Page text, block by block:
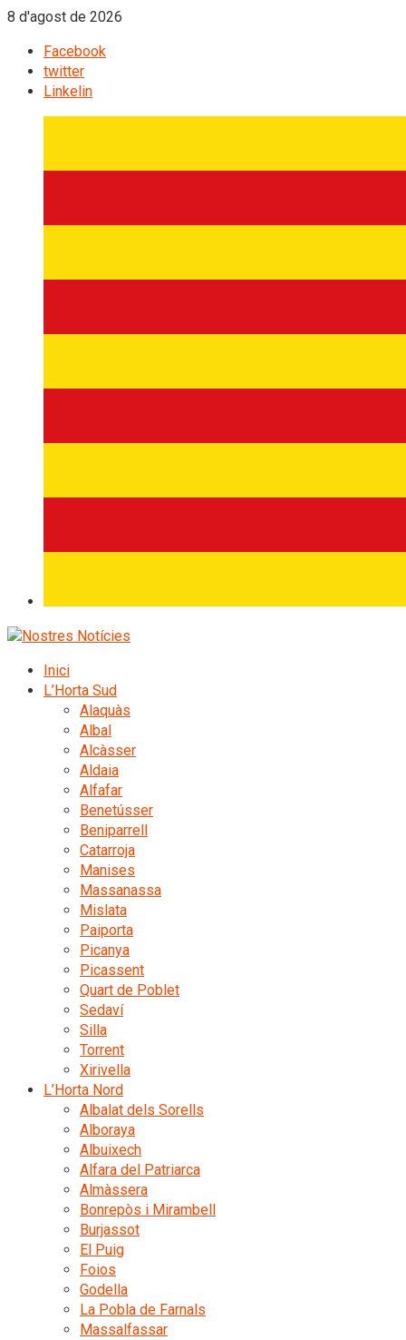
8 d'agost de 2026
Facebook
twitter
Linkelin
Inici
L’Horta Sud
Alaquàs
Albal
Alcàsser
Aldaia
Alfafar
Benetússer
Beniparrell
Catarroja
Manises
Massanassa
Mislata
Paiporta
Picanya
Picassent
Quart de Poblet
Sedaví
Silla
Torrent
Xirivella
L’Horta Nord
Albalat dels Sorells
Alboraya
Albuixech
Alfara del Patriarca
Almàssera
Bonrepòs i Mirambell
Burjassot
El Puig
Foios
Godella
La Pobla de Farnals
Massalfassar